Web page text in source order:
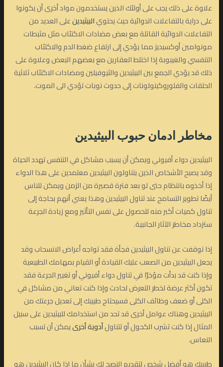
علاوة على ذلك يجب على أولئك الذين يستخدمون مواد أخرى أن يكونوا
على دراية بالتفاعلات الدوائية حيث يحتويالبيثيدينعلى العديد من
التفاعلات الدوائية القاتلة مع بعض مضادات الاكتئاب مثل مثبطات
مونوامين أوكسيديز مما يؤدي إلى ارتفاع ضغط الدم والاكتئاب
التنفسي والغيبوبة إذا اختلط العقارين مع بعضهم البعض وعلاوة على
ذلك قد يؤدي الجمع بين البيثيدين والثيوفيلين ومضادات الاكتئاب ثلاثية
الحلقات والفلوروكينولونات إلى حدوث نوبات تؤدي الى الموت.
مخاطر ادمان حبوب البيثيدين
البيثيدين دواء أفيوني ويمكن أن يسبب مشاكل في التنفس تهدد الحياة
وقد يصبح الأشخاص الذين يتناولون البيثيدين معتمدين على هذا الدواء
إذا أخذوه بانتظام حتى لو بعد فترة قصيرة من الزمن ويمكن للناس
أيضًا تطوير التسامح عند تناول البيثيدين وهذا يعني أنهم بحاجة إلى
تناول كميات أكبر منه للحصول على نفس التأثير ومع زيادة الجرعة
ستزداد مخاطر الآثار الجانبية.
إذا توقفت عن تناول البيثيدين فجأة فقد تواجه أعراض الانسحاب وقد
يجعل البيثيدين من الصعب عليك القيادة أو القيام بمهامك الطبيعية
وإذا كنت قد بدأت مؤخرًا في تناول دواء أفيوني أو تغيير الجرعة فقد
تكون أكثر عرضة لخطر التعرض لحادث وإذا كنت تعاني من مشاكل في
الكلى أو ضعف وظائف الكلى فسيحتاج طبيبك إلى تعديل جرعتك من
البيثيدين وهناك عوامل أخرى قد تحد من استخدامك للبيثيدين على سبيل
المثال إذا كنت تشرب الكحول أو تتناولأدوية أخرىيمكن أن تسبب
النعاس.
طبيبك هو أفضل شخص لتقديم النصح لك بشأن ما إذا كان البيثيدين هو